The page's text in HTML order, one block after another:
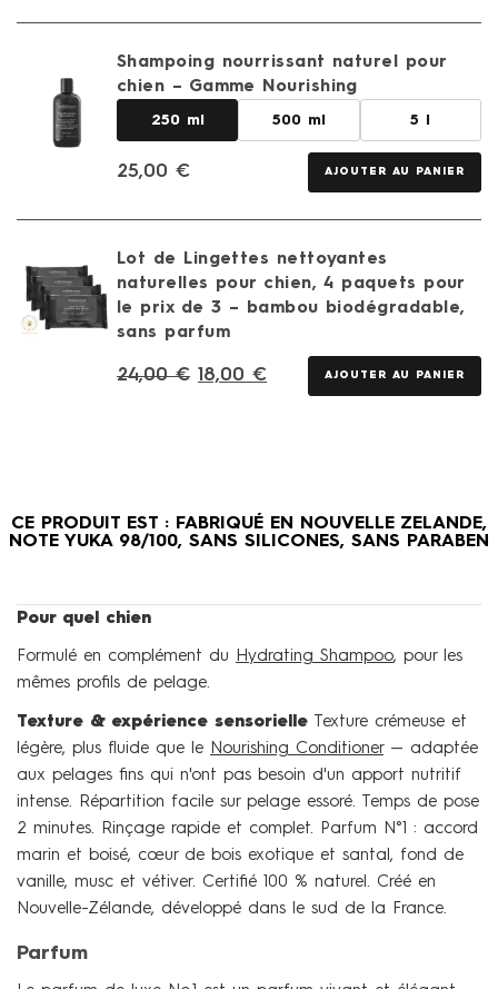
Shampoing nourrissant naturel pour
chien – Gamme Nourishing
250 ml 500 ml 5 l
25,00 € AJOUTER AU PANIER
Lot de Lingettes nettoyantes
naturelles pour chien, 4 paquets pour
le prix de 3 – bambou biodégradable,
sans parfum
24,00€ 18,00 € AJOUTER AU PANIER
CE PRODUIT EST : FABRIQUÉ EN NOUVELLE ZELANDE,
NOTE YUKA 98/100, SANS SILICONES, SANS PARABEN
Pour quel chien
Formulé en complément du Hydrating Shampoo, pour les
mêmes profils de pelage.
Texture & expérience sensorielle Texture crémeuse et
légère, plus fluide que le Nourishing Conditioner— adaptée
aux pelages fins qui n'ont pas besoin d'un apport nutritif
intense. Répartition facile sur pelage essoré. Temps de pose
2 minutes. Rinçage rapide et complet. Parfum N°1 : accord
marin et boisé, cœur de bois exotique et santal, fond de
vanille, musc et vétiver. Certifié 100 % naturel. Créé en
Nouvelle-Zélande, développé dans le sud de la France.
Parfum